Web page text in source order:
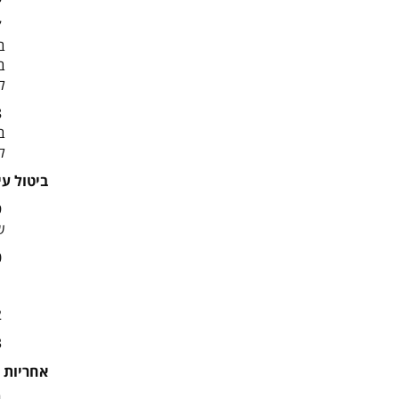
ביטול
40. במידה ופרטי המזמין לא נקלטו כראוי מכל סיבה שהיא רשאית החברה לבטל את עיסקת הרכישה ע"פ שיקול דעתה.
42. הודעה על ביטול הזמנה תימסר ללקוח ע"פ הפרטים שמילא.
43. באם נפלה טעות סופר כלשהי בהצעה ו/או בהזמנה, תהיה רשאית החברה לבטל את העיסקה.